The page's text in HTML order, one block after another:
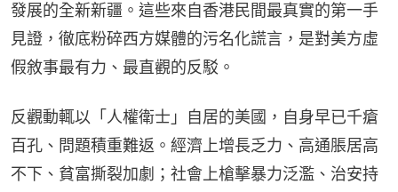
發展的全新新疆。這些來自香港民間最真實的第一手
見證，徹底粉碎西方媒體的污名化謊言，是對美方虛
假敘事最有力、最直觀的反駁。
反觀動輒以「人權衛士」自居的美國，自身早已千瘡
百孔、問題積重難返。經濟上增長乏力、高通脹居高
不下、貧富撕裂加劇；社會上槍擊暴力泛濫、治安持